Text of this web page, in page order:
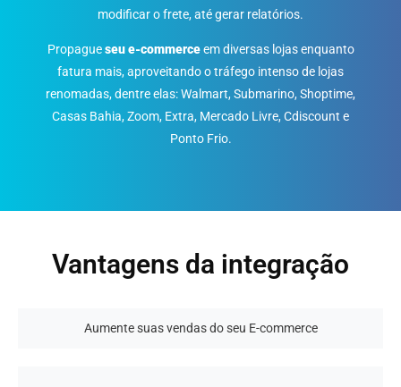
modificar o frete, até gerar relatórios.
Propagueseu e-commerceem diversas lojas enquanto
fatura mais, aproveitando o tráfego intenso de lojas
renomadas, dentre elas: Walmart, Submarino, Shoptime,
Casas Bahia, Zoom, Extra, Mercado Livre, Cdiscount e
Ponto Frio.
Vantagens da integração
Aumente suas vendas do seu E-commerce